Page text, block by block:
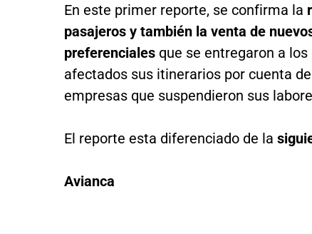
En este primer reporte, se confirma la
pasajeros y también la venta de
preferencialesque se entregaron a los
afectados sus itinerarios por cuenta
empresas que suspendieron sus
El reporte esta diferenciado de la
Avianca